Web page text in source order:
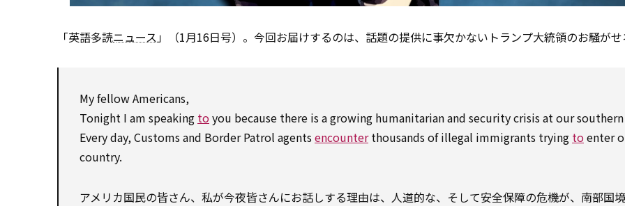
「英語多読ニュース」（1月16日号）。今回お届けするのは、話題の提供に事欠かないトランプ大統領のお騒がせ
My fellow Americans,
Tonight I am speaking toyou because there is a growing humanitarian and security crisis at our
Every day, Customs and Border Patrol agents encounterthousands of illegal immigrants trying toenter
country.
アメリカ国民の皆さん、私が今夜皆さんにお話しする理由は、人道的な、そして安全保障の危機が、南部国